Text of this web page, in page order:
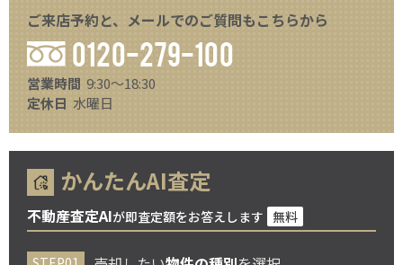
ご来店予約と、メールでのご質問もこちらから
0120-279-100
営業時間 9:30～18:30
定休日 水曜日
かんたんAI査定
不動産査定AIが即査定額をお答えします 無料